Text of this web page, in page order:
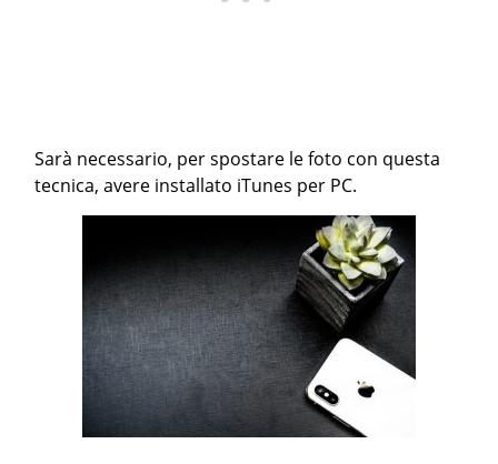
Sarà necessario, per spostare le foto con questa
tecnica, avere installato iTunes per PC.